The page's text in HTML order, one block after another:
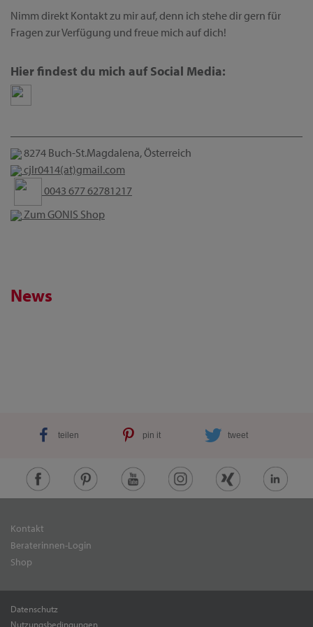
Nimm direkt Kontakt zu mir auf, denn ich stehe dir gern für
Fragen zur Verfügung und freue mich auf dich!
Hier findest du mich auf Social Media:
8274 Buch-St.Magdalena, Österreich
cjlr0414(at)gmail.com
0043 677 62781217
Zum GONIS Shop
News
teilen pin it tweet
Kontakt
Beraterinnen-Login
Shop
Datenschutz
Nutzungsbedingungen